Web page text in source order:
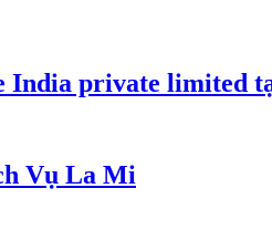
India private limited
Vụ La Mi